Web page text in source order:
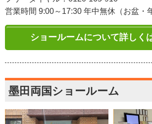
営業時間 9:00～17:30 年中無休（お盆・
ショールームについて詳しく
墨田両国ショールーム